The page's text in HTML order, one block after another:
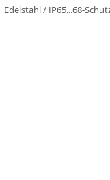
Edelstahl / IP65...68-